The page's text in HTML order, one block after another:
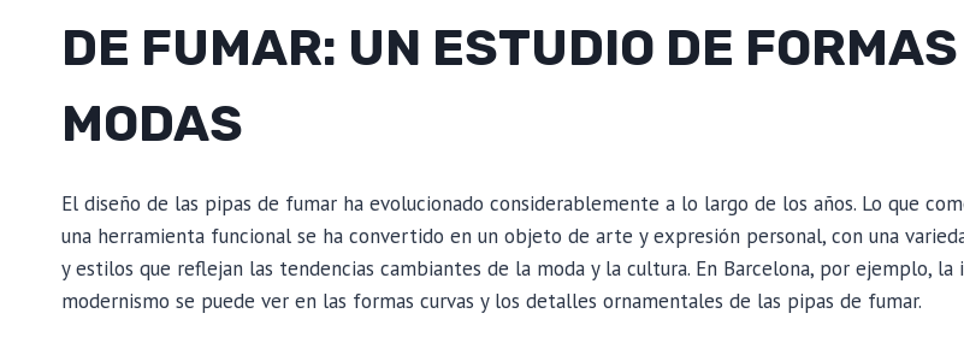
DE FUMAR: UN ESTUDIO DE
MODAS
El diseño de las pipas de fumar ha evolucionado considerablemente a lo largo de los años. Lo que
una herramienta funcional se ha convertido en un objeto de arte y expresión personal, con una
y estilos que reflejan las tendencias cambiantes de la moda y la cultura. En Barcelona, por ejemplo, la
modernismo se puede ver en las formas curvas y los detalles ornamentales de las pipas de fumar.